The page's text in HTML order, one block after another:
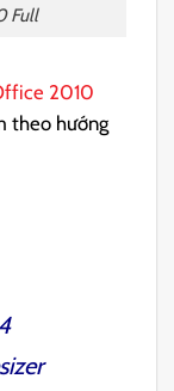
Full
2010
theo hướng